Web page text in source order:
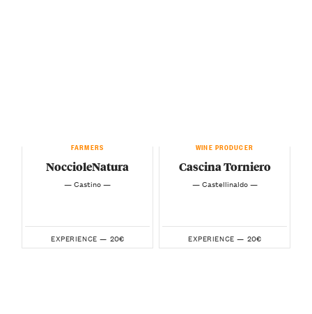
FARMERS
NoccioleNatura
— Castino —
EXPERIENCE — 20€
WINE PRODUCER
Cascina Torniero
— Castellinaldo —
EXPERIENCE — 20€